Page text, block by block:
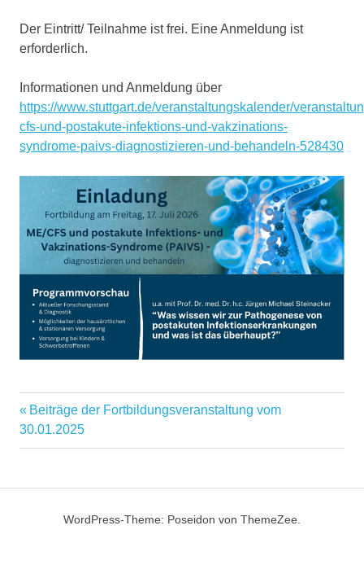
Der Eintritt/ Teilnahme ist frei. Eine Anmeldung ist
erforderlich.
Informationen und Anmeldung über
https://www.stuttgart.de/veranstaltungskalender/
cfs-und-postakute-infektions-und-vakzinations-
syndrome-paivs-diagnostizieren-und-behandeln-528430
Beitragsnavigation
Vorheriger
Beitrag:
Beiträge der Fortbildungsveranstaltung vom
30.01.2025
WordPress-Theme: Poseidon von ThemeZee.